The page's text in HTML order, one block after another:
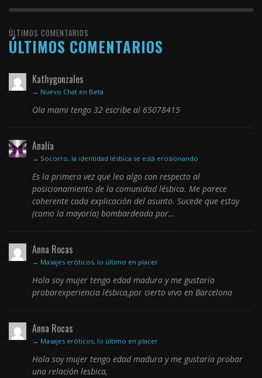
ÚLTIMOS COMENTARIOS
ÚLTIMOS COMENTARIOS
Kathygonzales
→ Nuevo Chat en Beta
Ola mami tengo 32 escribe al 65078415
Analía
→ Socorro, la identidad lésbica se está erosionando
Es la primera vez que leo algo con respecto al
posicionamiento de la comunidad lésbica. Me parece
coherente cada explicación del asunto. Sucede que estoy
(como la mayoría) bombardeada por…
Anna Rocas
→ Masajes eróticos, lo último en placer
Hola soy mujer tengo edad madura y me gustaría
probarexperiencia lésbica,por cierto vivo en Barcelona
Anna Rocas
→ Masajes eróticos, lo último en placer
Hola soy mujer tengo edad madura y me gustaría probar
una relación lesbica,